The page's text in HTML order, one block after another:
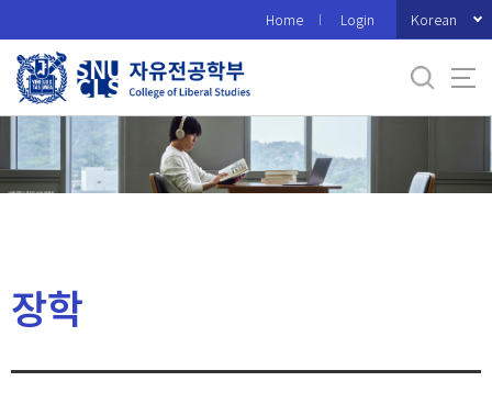
로
메
Home Login Korean
장학